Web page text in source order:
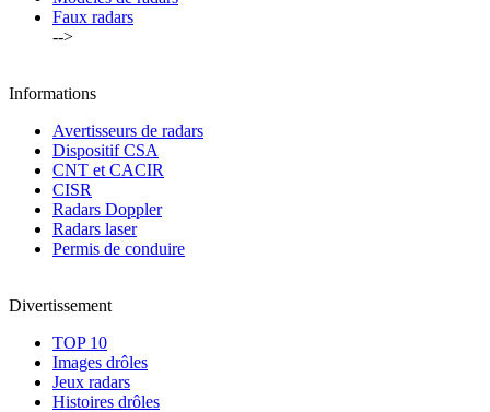
Faux radars
-->
Informations
Avertisseurs de radars
Dispositif CSA
CNT et CACIR
CISR
Radars Doppler
Radars laser
Permis de conduire
Divertissement
TOP 10
Images drôles
Jeux radars
Histoires drôles